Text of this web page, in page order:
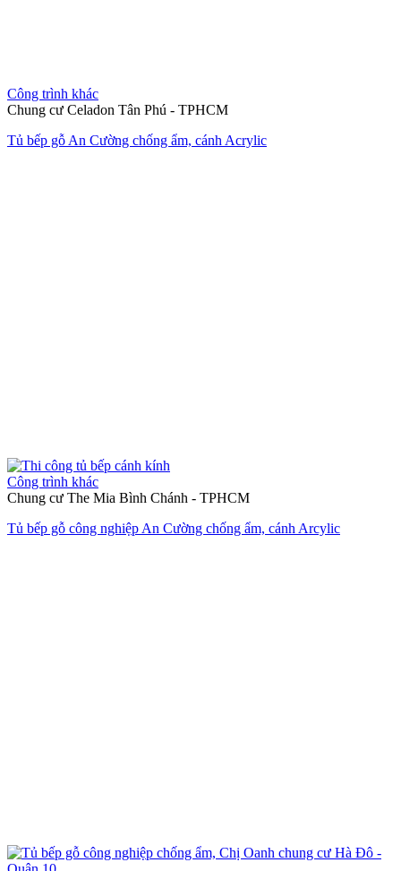
Công trình khác
Chung cư Celadon Tân Phú - TPHCM
Tủ bếp gỗ An Cường chống ẩm, cánh Acrylic
Công trình khác
Chung cư The Mia Bình Chánh - TPHCM
Tủ bếp gỗ công nghiệp An Cường chống ẩm, cánh Arcylic